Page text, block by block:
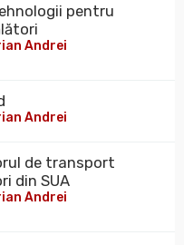
pentru
Andrei
Andrei
de transport
din SUA
Andrei